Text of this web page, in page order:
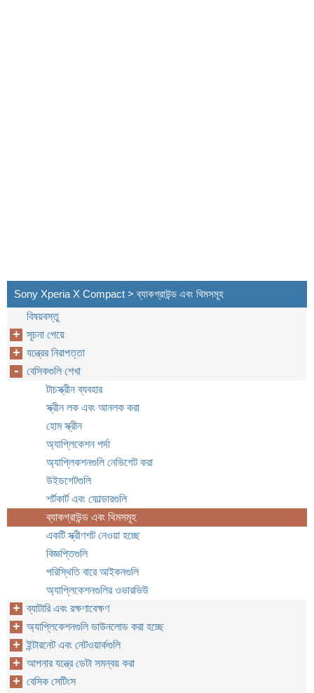
Sony Xperia X Compact > ব্যাকগ্রাউন্ড এবং থিমসমূহ
বিষয়বস্তু
সূচনা পেয়ে
যন্ত্রের নিরাপত্তা
বেসিকগুলি শেখা
টাচস্ক্রীন ব্যবহার
স্ক্রীন লক এবং আনলক করা
হোম স্ক্রীন
অ্যাপ্লিকেশন পর্দা
অ্যাপ্লিকশনগুলি নেভিগেট করা
উইডগেটগুলি
শর্টকার্ট এবং ফোল্ডারগুলি
ব্যাকগ্রাউন্ড এবং থিমসমূহ
একটি স্ক্রীণশট নেওয়া হচ্ছে
বিজ্ঞপ্তিগুলি
পরিস্থিতি বারে আইকনগুলি
অ্যাপ্লিকেশনগুলির ওভারভিউ
ব্যাটারি এবং রক্ষণাবেক্ষণ
অ্যাপ্লিকেশনগুলি ডাউনলোড করা হচ্ছে
ইন্টারনেট এবং নেটওয়ার্কগুলি
আপনার যন্ত্রে ডেটা সমন্বয় করা
বেসিক সেটিংস